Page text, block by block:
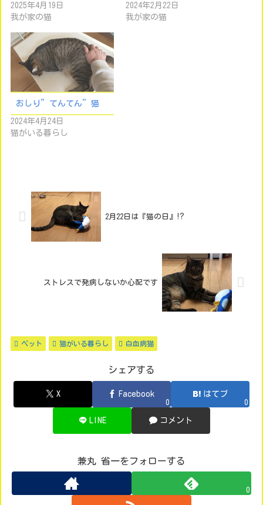
2025年4月19日
我が家の猫
2024年2月22日
我が家の猫
おしり”てんてん”猫
2024年4月24日
猫がいる暮らし
2月22日は『猫の日』⁉︎
ストレスで発病しないか心配です
ペット 猫がいる暮らし 白血病猫
シェアする
X Facebook
0
はてブ
0
LINE コメント
兼丸 省一をフォローする
0